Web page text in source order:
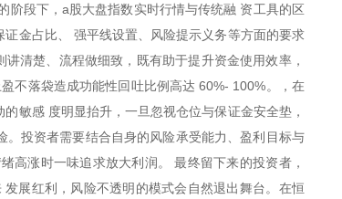
阶段下，a股大盘指数实时行情与传统融 资工具的区
金占比、 强平线设置、风险提示义务等方面的要求
清楚、流程做细致，既有助于提升资金使用效率，
不落袋造成功能性回吐比例高达 60%- 100%。，在
敏感 度明显抬升，一旦忽视仓位与保证金安全垫，
投资者需要结合自身的风险承受能力、盈利目标与
高涨时一味追求放大利润。 最终留下来的投资者，
展红利，风险不透明的模式会自然退出舞台。在恒